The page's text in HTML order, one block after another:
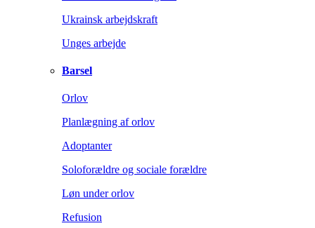
Ukrainsk arbejdskraft
Unges arbejde
Barsel
Orlov
Planlægning af orlov
Adoptanter
Soloforældre og sociale forældre
Løn under orlov
Refusion